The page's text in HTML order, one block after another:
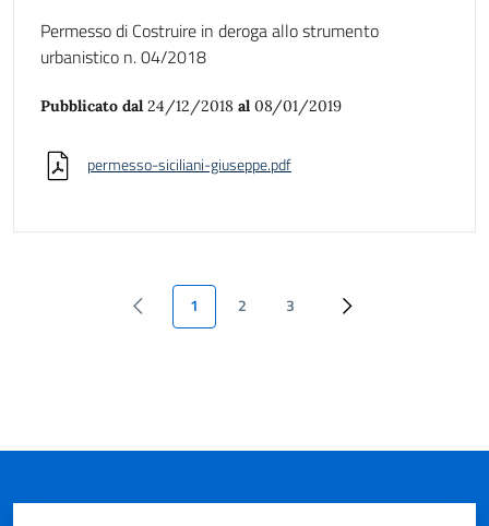
Permesso di Costruire in deroga allo strumento
urbanistico n. 04/2018
Pubblicato dal 24/12/2018 al 08/01/2019
permesso-siciliani-giuseppe.pdf
1 2 3